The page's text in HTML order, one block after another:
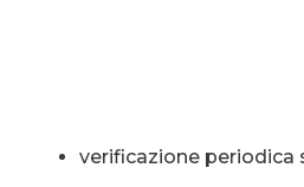
verificazione periodica